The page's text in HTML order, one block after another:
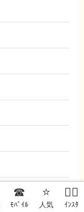
☎
ﾓﾊﾞｲﾙ
⭐
人気
🙋‍♀️
ｲﾝｽﾀ